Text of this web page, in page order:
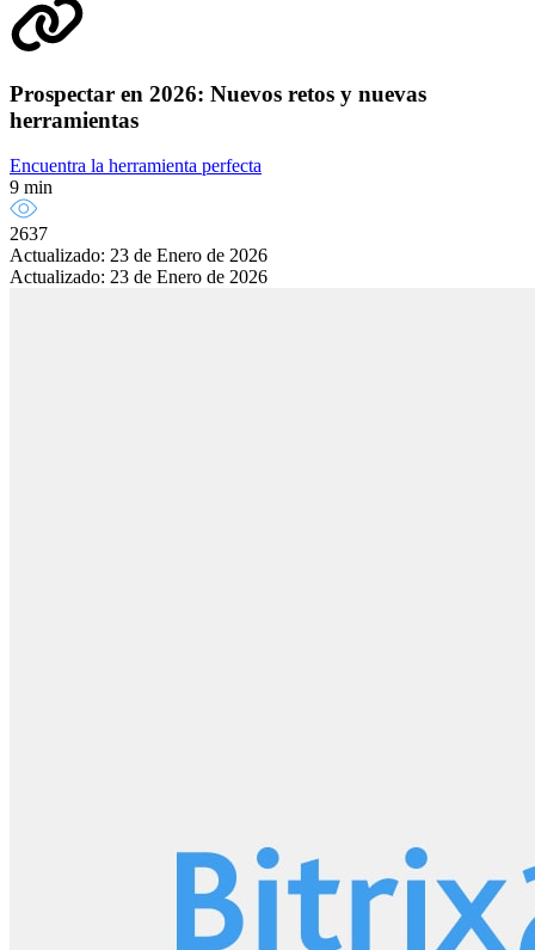
Prospectar en 2026: Nuevos retos y nuevas
herramientas
Encuentra la herramienta perfecta
9 min
2637
Actualizado: 23 de Enero de 2026
Actualizado: 23 de Enero de 2026